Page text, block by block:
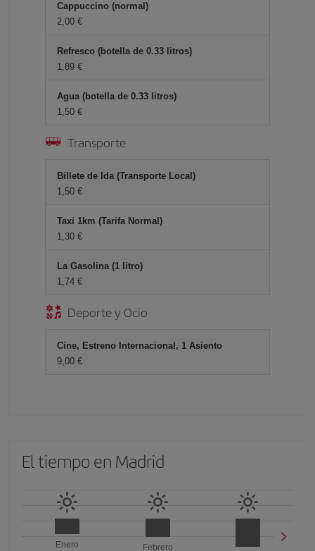
Cappuccino (normal)
2,00 €
Refresco (botella de 0.33 litros)
1,89 €
Agua (botella de 0.33 litros)
1,50 €
Transporte
Billete de Ida (Transporte Local)
1,50 €
Taxi 1km (Tarifa Normal)
1,30 €
La Gasolina (1 litro)
1,74 €
Deporte y Ocio
Cine, Estreno Internacional, 1 Asiento
9,00 €
El tiempo en Madrid
Enero
Febrero